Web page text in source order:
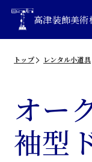
高津装飾美術
トップ レンタル小道具
オー
袖型